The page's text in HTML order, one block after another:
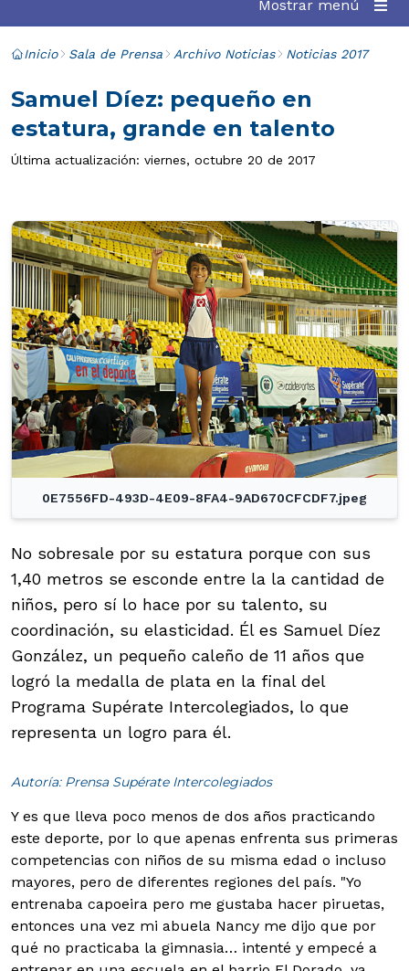
Mostrar menú
Inicio Sala de Prensa Archivo Noticias Noticias 2017
Samuel Díez: pequeño en
estatura, grande en talento
Última actualización: viernes, octubre 20 de 2017
0E7556FD-493D-4E09-8FA4-9AD670CFCDF7.jpeg
No sobresale por su estatura porque con sus
1,40 metros se esconde entre la la cantidad de
niños, pero sí lo hace por su talento, su
coordinación, su elasticidad. Él es Samuel Díez
González, un pequeño caleño de 11 años que
logró la medalla de plata en la final del
Programa Supérate Intercolegiados, lo que
representa un logro para él.
Autoría: Prensa Supérate Intercolegiados
Y es que lleva poco menos de dos años practicando
este deporte, por lo que apenas enfrenta sus primeras
competencias con niños de su misma edad o incluso
mayores, pero de diferentes regiones del país. "Yo
entrenaba capoeira pero me gustaba hacer piruetas,
entonces una vez mi abuela Nancy me dijo que por
qué no practicaba la gimnasia… intenté y empecé a